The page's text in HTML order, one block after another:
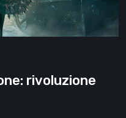
rivoluzione